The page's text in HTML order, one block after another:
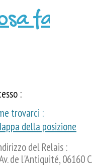
fare
:
trovarci :
della posizione
del Relais :
de l'Antiquité, 06160